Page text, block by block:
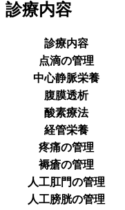
診療内容
診療内容
点滴の管理
中心静脈栄養
腹膜透析
酸素療法
経管栄養
疼痛の管理
褥瘡の管理
人工肛門の管理
人工膀胱の管理